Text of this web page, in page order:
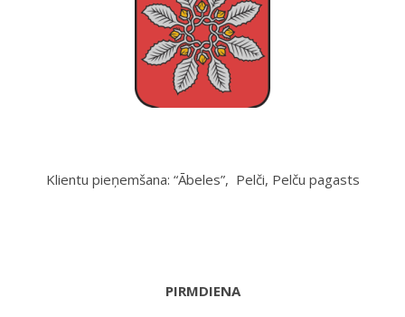
Klientu pieņemšana: “Ābeles”, Pelči, Pelču pagasts
PIRMDIENA